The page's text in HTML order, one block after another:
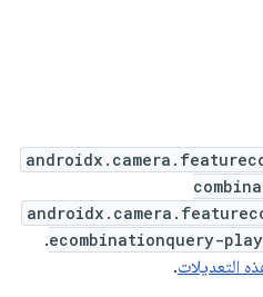
ecombinationquery-
.
التعديلات.